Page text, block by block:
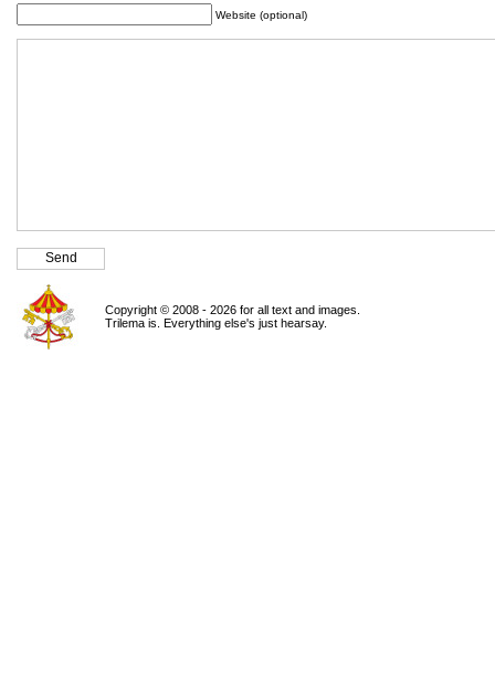
Website (optional)
Copyright © 2008 - 2026 for all text and images.
Trilema is. Everything else's just hearsay.